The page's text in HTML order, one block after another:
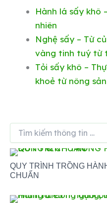
Hành lá sấy khô
nhiên
Nghệ sấy – Từ
vàng tinh tuý từ
Tỏi sấy khô –
khoẻ từ nông
kiếm
thông
tin
…
QUY TRÌNH TRỒNG
CHUẨN